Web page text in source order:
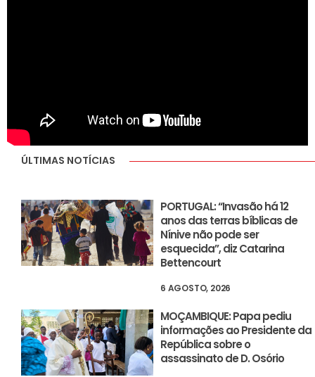
ÚLTIMAS NOTÍCIAS
PORTUGAL: “Invasão há 12
anos das terras bíblicas de
Nínive não pode ser
esquecida”, diz Catarina
Bettencourt
6 AGOSTO, 2026
MOÇAMBIQUE: Papa pediu
informações ao Presidente da
República sobre o
assassinato de D. Osório